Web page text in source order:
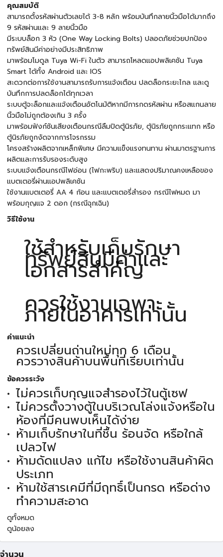
คุณสมบัติ
สามารถตั้งรหัสผ่านตัวเลขได้ 3-8 หลัก พร้อมบันทึกลายนิ้วมือได้มากถึง
9 รหัสผ่านและ 9 ลายนิ้วมือ
มีระบบล็อก 3 หัว (One Way Locking Bolts) ปลอดภัยช่วยปกป้อง
ทรัพย์สินมีค่าอย่างมีประสิทธิภาพ
มาพร้อมโมดูล Tuya Wi-Fi ในตัว สามารถโหลดแอปพลิเคชัน Tuya
Smart ได้ทั้ง Android และ IOS
สะดวกต่อการใช้งานสามารถรับการแจ้งเตือน ปลดล็อกระยะไกล และดู
บันทึกการปลดล็อกได้ทุกเวลา
ระบบตู้จะล็อกและแจ้งเตือนอัตโนมัติหากมีการกดรหัสผ่าน หรือสแกนลาย
นิ้วมือไม่ถูกต้องเกิน 3 ครั้ง
มาพร้อมฟังก์ชันเสียงเตือนกรณีลืมปิดตู้นิรภัย, ตู้นิรภัยถูกกระแทก หรือ
ตู้นิรภัยถูกงัดจากการโจรกรรม
โครงสร้างผลิตจากเหล็กพิเศษ มีความแข็งแรงทนทาน ผ่านมาตรฐานการ
ผลิตและการรับรองระดับสูง
ระบบแจ้งเตือนกรณีไฟอ่อน (ไฟกะพริบ) และแสดงปริมาณคงเหลือของ
แบตเตอรี่ผ่านแอปพลิเคชัน
ใช้งานแบตเตอรี่ AA 4 ก้อน และแบตเตอรี่สำรอง กรณีไฟหมด มา
พร้อมกุญแจ 2 ดอก (กรณีฉุกเฉิน)
วิธีใช้งาน
ใช้สำหรับเก็บรักษา
ทรัพย์สินมีค่าและ
เอกสารสำคัญ
ควรใช้งานเฉพาะ
ภายในอาคารเท่านั้น
คำแนะนำ
ควรเปลี่ยนถ่านใหม่ทุก 6 เดือน
ควรวางสินค้าบนพื้นที่เรียบเท่านั้น
ข้อควรระวัง
ไม่ควรเก็บกุญแจสำรองไว้ในตู้เซฟ
ไม่ควรตั้งวางตู้ในบริเวณโล่งแจ้งหรือใน
ห้องที่มีคนพบเห็นได้ง่าย
ห้ามเก็บรักษาในที่ชื้น ร้อนจัด หรือใกล้
เปลวไฟ
ห้ามดัดแปลง แก้ไข หรือใช้งานสินค้าผิด
ประเภท
ห้ามใช้สารเคมีที่มีฤทธิ์เป็นกรด หรือด่าง
ทำความสะอาด
ดูทั้งหมด
ดูน้อยลง
จำนวน